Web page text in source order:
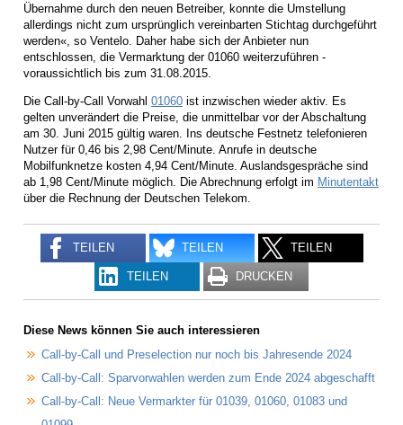
Übernahme durch den neuen Betreiber, konnte die Umstellung
allerdings nicht zum ursprünglich vereinbarten Stichtag durchgeführt
werden«, so Ventelo. Daher habe sich der Anbieter nun
entschlossen, die Vermarktung der 01060 weiterzuführen -
voraussichtlich bis zum 31.08.2015.
Die Call-by-Call Vorwahl 01060 ist inzwischen wieder aktiv. Es
gelten unverändert die Preise, die unmittelbar vor der Abschaltung
am 30. Juni 2015 gültig waren. Ins deutsche Festnetz telefonieren
Nutzer für 0,46 bis 2,98 Cent/Minute. Anrufe in deutsche
Mobilfunknetze kosten 4,94 Cent/Minute. Auslandsgespräche sind
ab 1,98 Cent/Minute möglich. Die Abrechnung erfolgt im Minutentakt
über die Rechnung der Deutschen Telekom.
TEILEN TEILEN TEILEN
TEILEN DRUCKEN
Diese News können Sie auch interessieren
Call-by-Call und Preselection nur noch bis Jahresende 2024
Call-by-Call: Sparvorwahlen werden zum Ende 2024 abgeschafft
Call-by-Call: Neue Vermarkter für 01039, 01060, 01083 und